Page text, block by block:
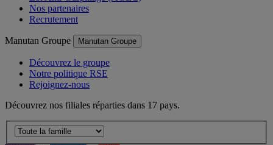
Nos partenaires
Recrutement
Manutan Groupe Manutan Groupe
Découvrez le groupe
Notre politique RSE
Rejoignez-nous
Découvrez nos filiales réparties dans 17 pays.